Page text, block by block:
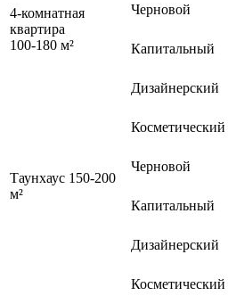
4-комнатная
квартира
100-180 м²
Черновой
Капитальный
Дизайнерский
Таунхаус 150-200
м²
Косметический
Черновой
Капитальный
Дизайнерский
Косметический